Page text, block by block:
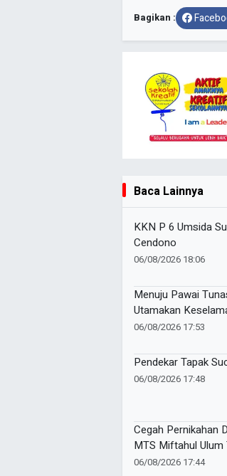
Bagikan :
Baca Lainnya
KKN P 6 Umsida
Cendono
06/08/2026 18:06
Menuju Pawai
Utamakan
06/08/2026 17:53
Pendekar Tapak
06/08/2026 17:48
Cegah Pernikahan
MTS Miftahul Ulum
06/08/2026 17:44